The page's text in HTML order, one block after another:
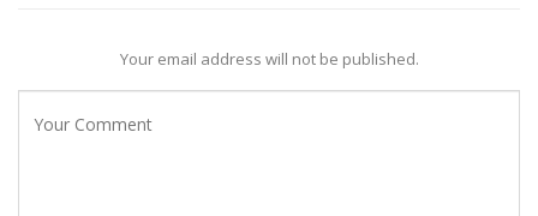
Your email address will not be published.